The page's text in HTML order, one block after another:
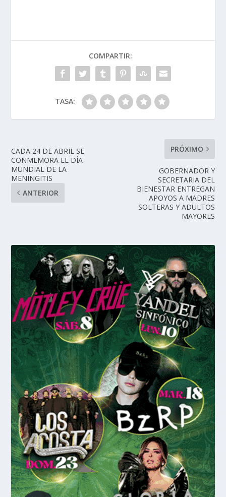
COMPARTIR:
TASA:
CADA 24 DE ABRIL SE
CONMEMORA EL DÍA
MUNDIAL DE LA
MENINGITIS
ANTERIOR
PRÓXIMO
GOBERNADOR Y
SECRETARIA DEL
BIENESTAR ENTREGAN
APOYOS A MADRES
SOLTERAS Y ADULTOS
MAYORES